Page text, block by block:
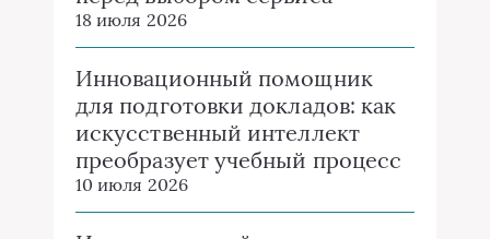
18 июля 2026
Инновационный помощник
для подготовки докладов: как
искусственный интеллект
преобразует учебный процесс
10 июля 2026